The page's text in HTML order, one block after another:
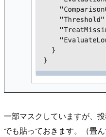
一部マスクしていますが、
でも貼っておきます。（畳ん